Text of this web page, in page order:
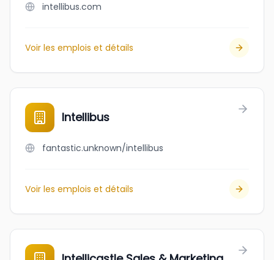
intellibus.com
Voir les emplois et détails
Intellibus
fantastic.unknown/intellibus
Voir les emplois et détails